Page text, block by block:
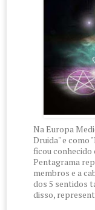
Na Europa
Druida" e como
ficou conhecido
Pentagrama
membros e a
dos 5 sentidos
disso,